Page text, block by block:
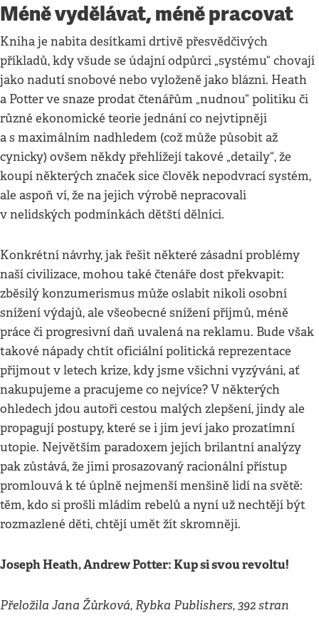
Méně vydělávat, méně pracovat
Kniha je nabita desítkami drtivě přesvědčivých
příkladů, kdy všude se údajní odpůrci „systému“ chovají
jako nadutí snobové nebo vyloženě jako blázni. Heath
a Potter ve snaze prodat čtenářům „nudnou“ politiku či
různé ekonomické teorie jednání co nejvtipněji
a s maximálním nadhledem (což může působit až
cynicky) ovšem někdy přehlížejí takové „detaily“, že
koupí některých značek sice člověk nepodvrací systém,
ale aspoň ví, že na jejich výrobě nepracovali
v nelidských podmínkách dětští dělníci.
Konkrétní návrhy, jak řešit některé zásadní problémy
naší civilizace, mohou také čtenáře dost překvapit:
zběsilý konzumerismus může oslabit nikoli osobní
snížení výdajů, ale všeobecné snížení příjmů, méně
práce či progresivní daň uvalená na reklamu. Bude však
takové nápady chtít oficiální politická reprezentace
přijmout v letech krize, kdy jsme všichni vyzýváni, ať
nakupujeme a pracujeme co nejvíce? V některých
ohledech jdou autoři cestou malých zlepšení, jindy ale
propagují postupy, které se i jim jeví jako prozatímní
utopie. Největším paradoxem jejich brilantní analýzy
pak zůstává, že jimi prosazovaný racionální přístup
promlouvá k té úplně nejmenší menšině lidí na světě:
těm, kdo si prošli mládím rebelů a nyní už nechtějí být
rozmazlené děti, chtějí umět žít skromněji.
Joseph Heath, Andrew Potter: Kup si svou revoltu!
Přeložila Jana Žůrková, Rybka Publishers, 392 stran